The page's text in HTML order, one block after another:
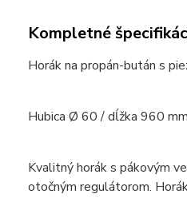
Kompletné
Horák na propán-bután s
Hubica Ø 60 / dĺžka 960 mm
Kvalitný horák s pákovým
otočným regulátorom.